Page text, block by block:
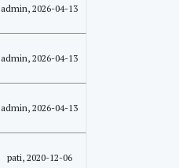
admin, 2026-04-13
admin, 2026-04-13
admin, 2026-04-13
pati, 2020-12-06